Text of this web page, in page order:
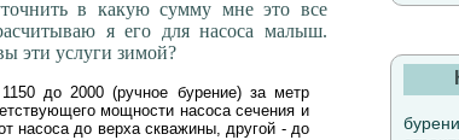
в какую сумму мне это все
я его для насоса малыш.
эти услуги зимой?
до 2000 (ручное бурение) за метр
мощности насоса сечения и
насоса до верха скважины, другой - до